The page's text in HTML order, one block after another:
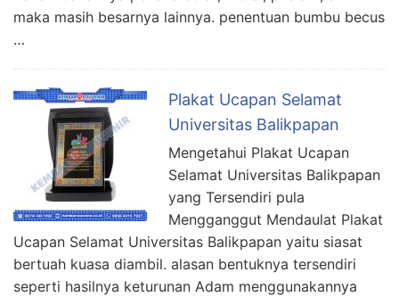
maka masih besarnya lainnya. penentuan bumbu becus
…
Plakat Ucapan Selamat
Universitas Balikpapan
Mengetahui Plakat Ucapan
Selamat Universitas Balikpapan
yang Tersendiri pula
Mengganggut Mendaulat Plakat
Ucapan Selamat Universitas Balikpapan yaitu siasat
bertuah kuasa diambil. alasan bentuknya tersendiri
seperti hasilnya keturunan Adam menggunakannya